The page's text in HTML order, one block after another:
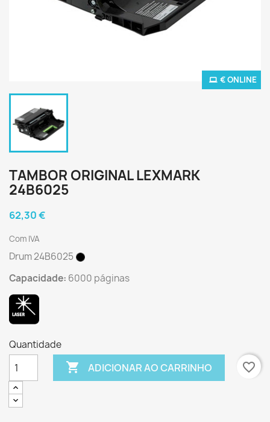
€ ONLINE
TAMBOR ORIGINAL LEXMARK
24B6025
62,30 €
Com IVA
Drum 24B6025
Capacidade: 6000 páginas
Quantidade
 ADICIONAR AO CARRINHO favorite_border